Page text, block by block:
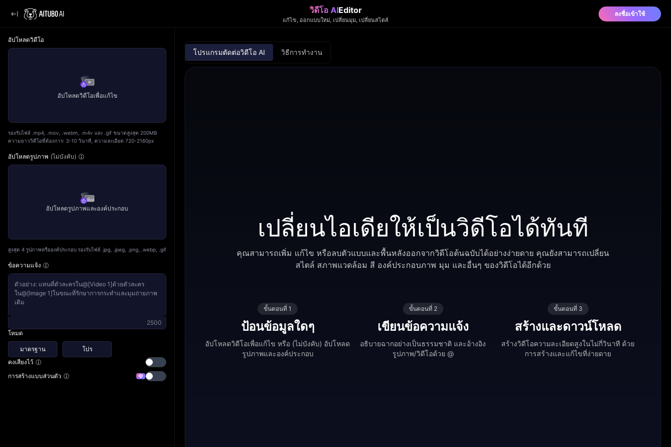
วิดีโอ AIEditor
แก้ไข, ออกแบบใหม่, เปลี่ยนมุม, เปลี่ยนสไตล์
ลงชื่อเข้าใช้
อัปโหลดวิดีโอ
อัปโหลดวิดีโอเพื่อแก้ไข
รองรับไฟล์ .mp4, .mov, .webm, .m4v และ .gif ขนาดสูงสุด 200MB
ความยาววิดีโอที่ต้องการ: 3-10 วินาที, ความละเอียด 720-2160px
อัปโหลดรูปภาพ (ไม่บังคับ)
อัปโหลดรูปภาพและองค์ประกอบ
สูงสุด 4 รูปภาพหรือองค์ประกอบ รองรับไฟล์ .jpg, .jpeg, .png, .webp, .gif
ข้อความแจ้ง
ตัวอย่าง: แทนที่ตัวละครใน@[Video 1]ด้วยตัวละคร
ใน@[Image 1]ในขณะที่รักษาการกระทำและมุมถ่ายภาพ
เดิม
2500
โหมด
มาตรฐาน
โปร
คงเสียงไว้
การสร้างแบบส่วนตัว
โปรแกรมตัดต่อวิดีโอ AI วิธีการทำงาน
เปลี่ยนไอเดียให้เป็นวิดีโอได้ทันที
คุณสามารถเพิ่ม แก้ไข หรือลบตัวแบบและพื้นหลังออกจากวิดีโอต้นฉบับได้อย่างง่ายดาย คุณยังสามารถเปลี่ยน
สไตล์ สภาพแวดล้อม สี องค์ประกอบภาพ มุม และอื่นๆ ของวิดีโอได้อีกด้วย
ขั้นตอนที่ 1
ป้อนข้อมูลใดๆ
อัปโหลดวิดีโอเพื่อแก้ไข หรือ (ไม่บังคับ) อัปโหลด
รูปภาพและองค์ประกอบ
ขั้นตอนที่ 2
เขียนข้อความแจ้ง
อธิบายฉากอย่างเป็นธรรมชาติ และอ้างอิง
รูปภาพ/วิดีโอด้วย @
ขั้นตอนที่ 3
สร้างและดาวน์โหลด
สร้างวิดีโอความละเอียดสูงในไม่กี่วินาที ด้วย
การสร้างและแก้ไขที่ง่ายดาย